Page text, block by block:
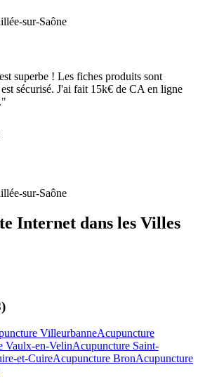
sur-Saône
superbe ! Les fiches produits sont
sécurisé. J'ai fait 15k€ de CA en ligne
"
sur-Saône
Internet dans les Villes
)
VilleurbanneAcupuncture
Vaulx-en-VelinAcupuncture Saint-
et-CuireAcupuncture BronAcupuncture